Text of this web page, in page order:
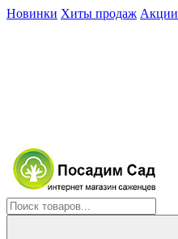
Новинки Хиты продаж Акции